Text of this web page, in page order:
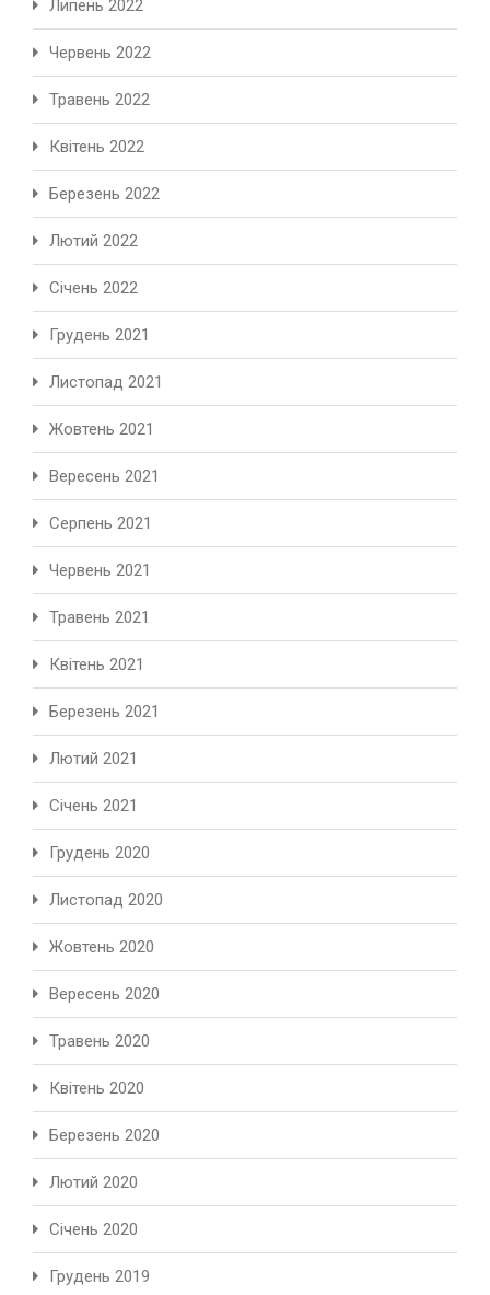
Липень 2022
Червень 2022
Травень 2022
Квітень 2022
Березень 2022
Лютий 2022
Січень 2022
Грудень 2021
Листопад 2021
Жовтень 2021
Вересень 2021
Серпень 2021
Червень 2021
Травень 2021
Квітень 2021
Березень 2021
Лютий 2021
Січень 2021
Грудень 2020
Листопад 2020
Жовтень 2020
Вересень 2020
Травень 2020
Квітень 2020
Березень 2020
Лютий 2020
Січень 2020
Грудень 2019